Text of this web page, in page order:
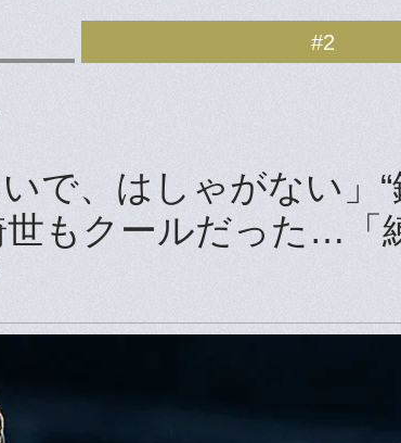
#2
で、はしゃがない」
世もクールだった…「